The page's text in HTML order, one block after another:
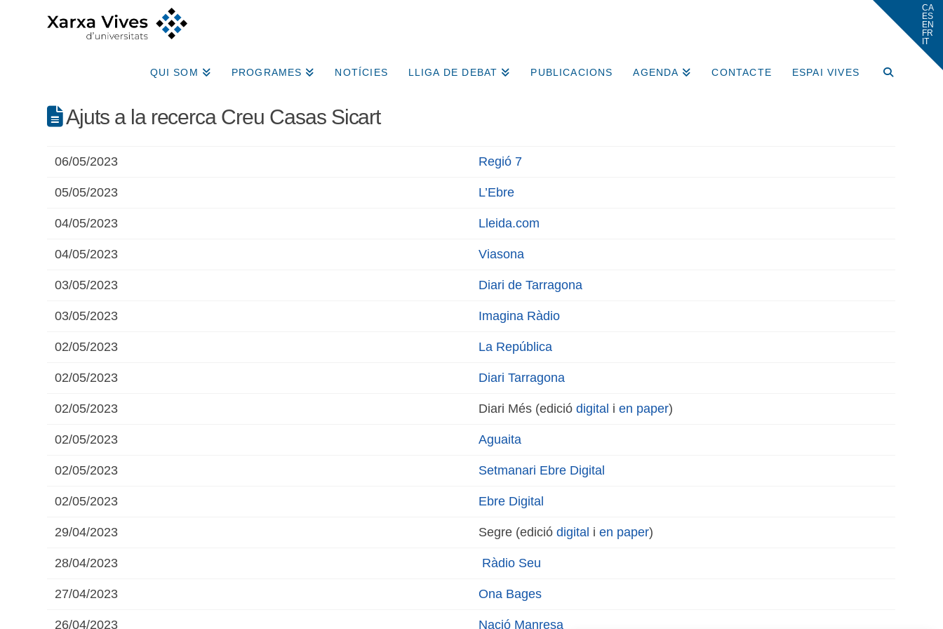
QUI SOM PROGRAMES NOTÍCIES LLIGA DE DEBAT PUBLICACIONS AGENDA CONTACTE ESPAI VIVES
Ajuts a la recerca Creu Casas Sicart
06/05/2023 Regió 7
05/05/2023 L’Ebre
04/05/2023 Lleida.com
04/05/2023 Viasona
03/05/2023 Diari de Tarragona
03/05/2023 Imagina Ràdio
02/05/2023 La República
02/05/2023 Diari Tarragona
02/05/2023 Diari Més (ediciódigital ien paper)
02/05/2023 Aguaita
02/05/2023 Setmanari Ebre Digital
02/05/2023 Ebre Digital
29/04/2023 Segre (ediciódigital ien paper)
28/04/2023 Ràdio Seu
27/04/2023 Ona Bages
26/04/2023 Nació Manresa